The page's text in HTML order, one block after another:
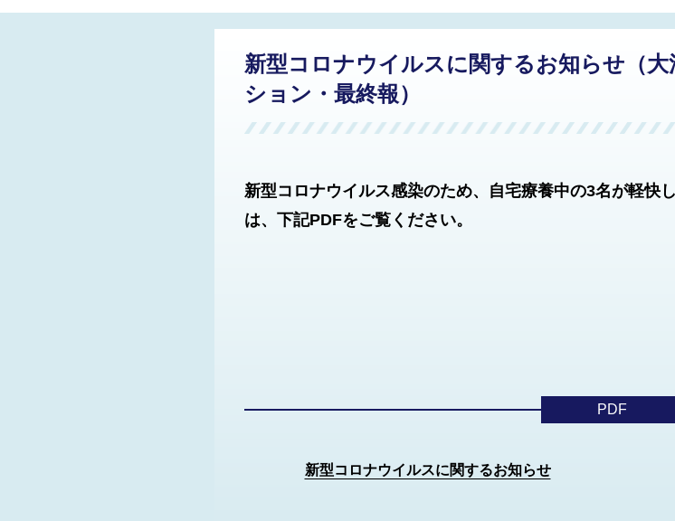
新型コロナウイルスに関するお知らせ（
ション・最終報）
新型コロナウイルス感染のため、自宅療養中の3名が軽快
は、下記PDFをご覧ください。
PDF
新型コロナウイルスに関するお知らせ